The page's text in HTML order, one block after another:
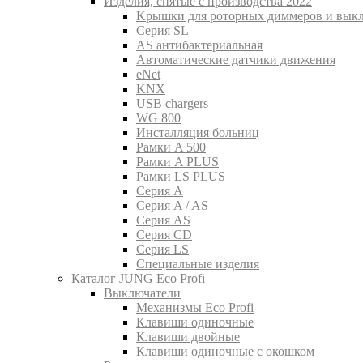
Kрышки для роторных диммеров и
Серия SL
AS антибактериальная
Aвтоматические датчики движения
eNet
KNX
USB chargers
WG 800
Инсталляция больниц
Рамки A 500
Рамки A PLUS
Рамки LS PLUS
Серия A
Серия A / AS
Серия AS
Серия CD
Серия LS
Специальные изделия
Каталог JUNG Eco Profi
Выключатели
Механизмы Eco Profi
Клавиши одиночные
Клавиши двойные
Клавиши одиночные с окошком